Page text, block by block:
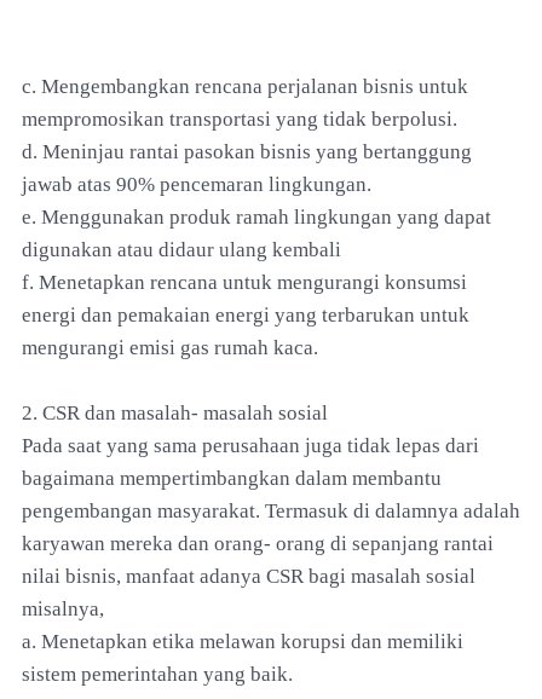
c. Mengembangkan rencana perjalanan bisnis untuk
mempromosikan transportasi yang tidak berpolusi.
d. Meninjau rantai pasokan bisnis yang bertanggung
jawab atas 90% pencemaran lingkungan.
e. Menggunakan produk ramah lingkungan yang dapat
digunakan atau didaur ulang kembali
f. Menetapkan rencana untuk mengurangi konsumsi
energi dan pemakaian energi yang terbarukan untuk
mengurangi emisi gas rumah kaca.
2. CSR dan masalah- masalah sosial
Pada saat yang sama perusahaan juga tidak lepas dari
bagaimana mempertimbangkan dalam membantu
pengembangan masyarakat. Termasuk di dalamnya adalah
karyawan mereka dan orang- orang di sepanjang rantai
nilai bisnis, manfaat adanya CSR bagi masalah sosial
misalnya,
a. Menetapkan etika melawan korupsi dan memiliki
sistem pemerintahan yang baik.